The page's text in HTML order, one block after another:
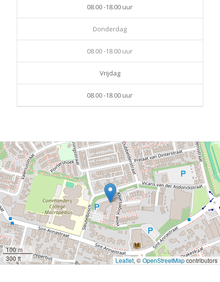
08.00 -18.00 uur
Donderdag
08.00 -18.00 uur
Vrijdag
08.00 -18.00 uur
100 m
300 ft
Leaflet, ©OpenStreetMapcontributors